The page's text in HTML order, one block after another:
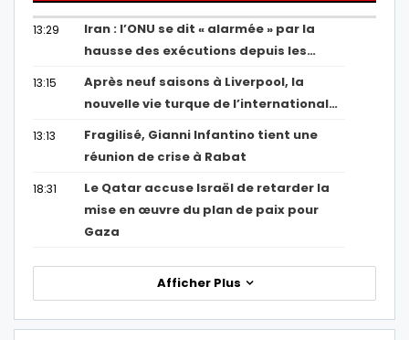
13:29
Iran : l’ONU se dit « alarmée » par la
hausse des exécutions depuis les…
13:15
Après neuf saisons à Liverpool, la
nouvelle vie turque de l’international…
13:13
Fragilisé, Gianni Infantino tient une
réunion de crise à Rabat
18:31
Le Qatar accuse Israël de retarder la
mise en œuvre du plan de paix pour
Gaza
Afficher Plus